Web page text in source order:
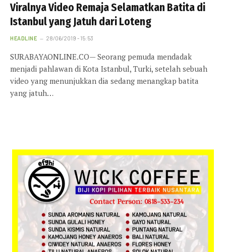
Viralnya Video Remaja Selamatkan Batita di
Istanbul yang Jatuh dari Loteng
HEADLINE 28/06/2019 - 15:53
SURABAYAONLINE.CO— Seorang pemuda mendadak
menjadi pahlawan di Kota Istanbul, Turki, setelah sebuah
video yang menunjukkan dia sedang menangkap batita
yang jatuh…